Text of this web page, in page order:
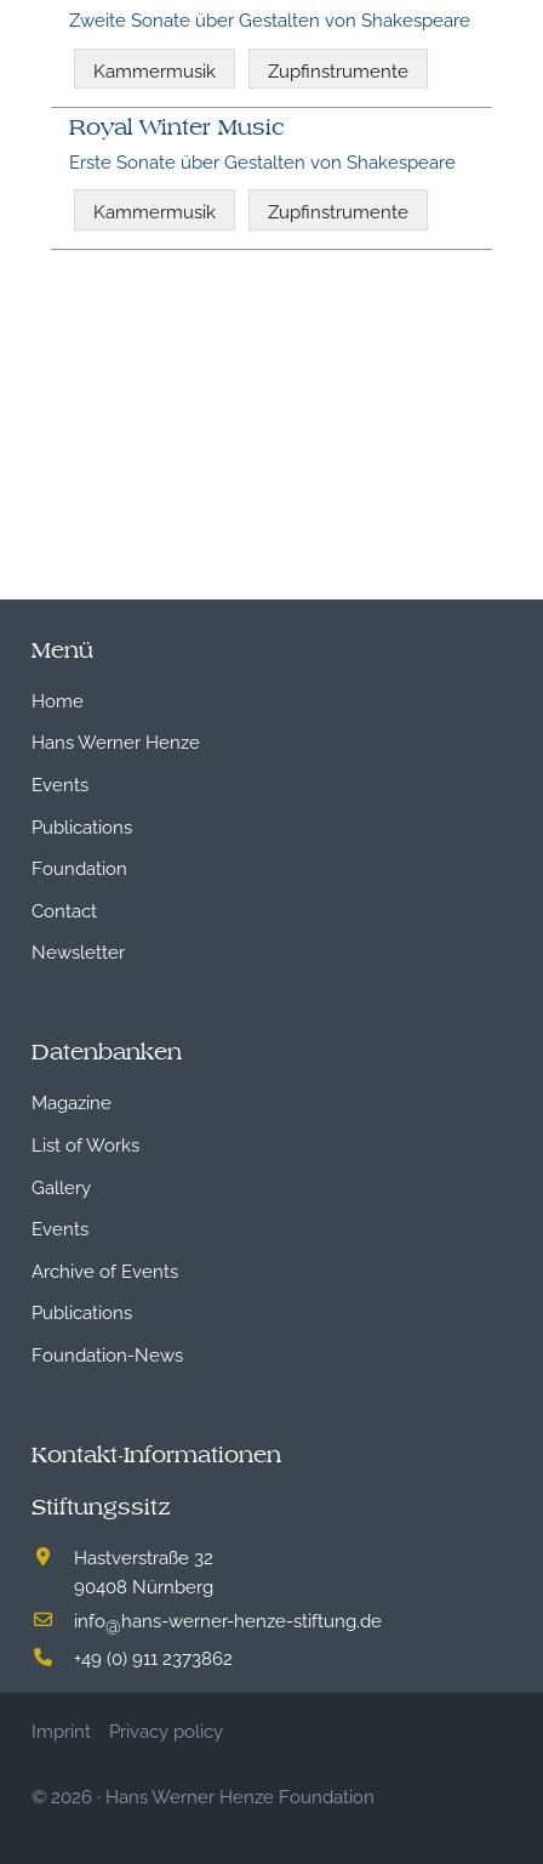
Zweite Sonate über Gestalten von Shakespeare
Kammermusik Zupfinstrumente
Royal Winter Music
Erste Sonate über Gestalten von Shakespeare
Kammermusik Zupfinstrumente
Menü
Home
Hans Werner Henze
Events
Publications
Foundation
Contact
Newsletter
Datenbanken
Magazine
List of Works
Gallery
Events
Archive of Events
Publications
Foundation-News
Kontakt-Informationen
Stiftungssitz
Hastverstraße 32
90408 Nürnberg
info@hans-werner-henze-stiftung.de
+49 (0) 911 2373862
Imprint Privacy policy
© 2026 · Hans Werner Henze Foundation